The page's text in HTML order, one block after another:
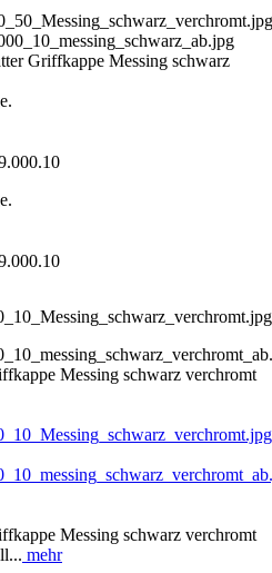
Griffkappe Messing schwarz
Messing schwarz verchromt
Messing schwarz verchromt
mehr